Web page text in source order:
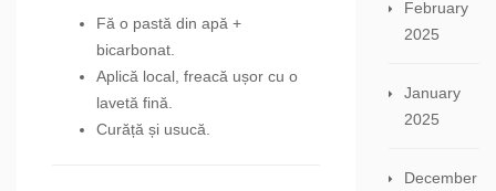
Fă o pastă din apă +
bicarbonat.
Aplică local, freacă ușor cu o
lavetă fină.
Curăță și usucă.
February
2025
January
2025
December